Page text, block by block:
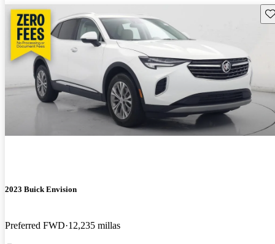
2023 Buick Envision
Preferred FWD 12,235 millas